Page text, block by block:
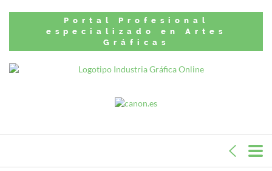
Portal Profesional
especializado en Artes
Gráficas